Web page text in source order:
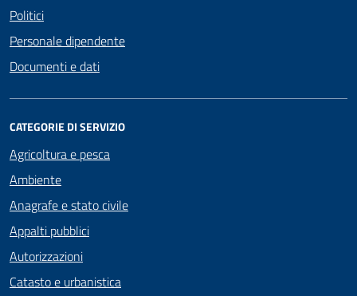
Politici
Personale dipendente
Documenti e dati
CATEGORIE DI SERVIZIO
Agricoltura e pesca
Ambiente
Anagrafe e stato civile
Appalti pubblici
Autorizzazioni
Catasto e urbanistica